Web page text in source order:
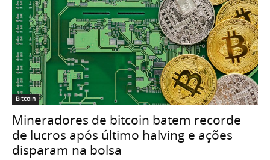
Bitcoin
Mineradores de bitcoin batem recorde
de lucros após último halving e ações
disparam na bolsa